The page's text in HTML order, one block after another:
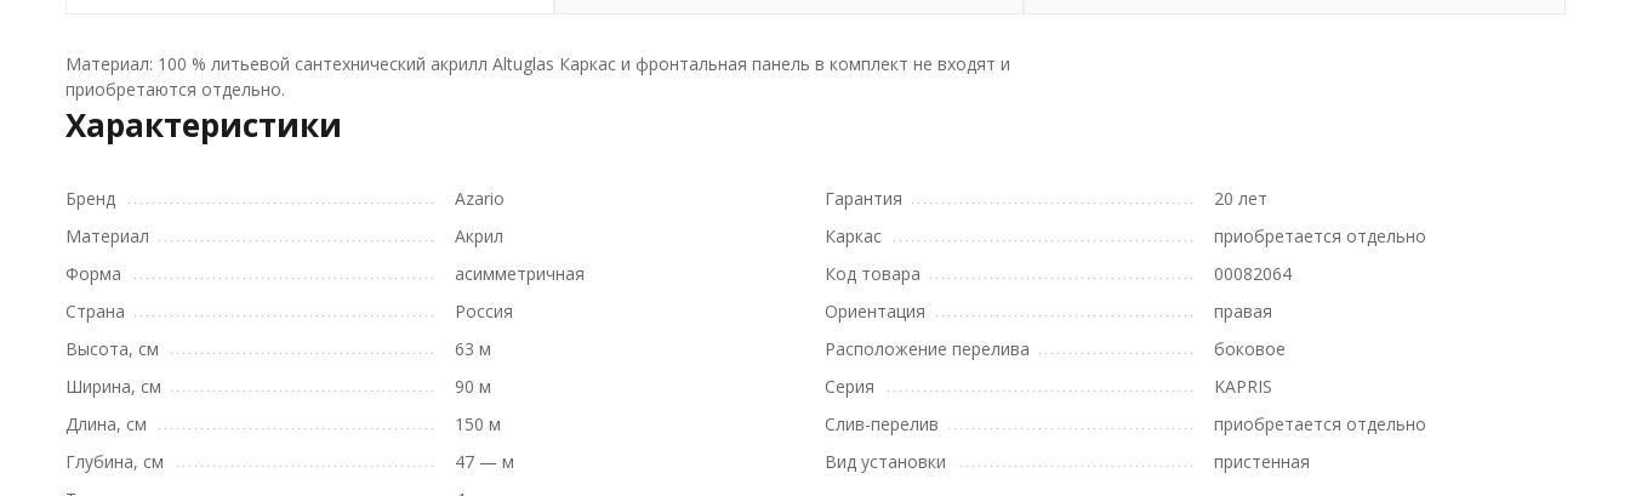
Материал: 100 % литьевой сантехнический акрилл Altuglas Каркас и фронтальная панель в комплект не входят и
приобретаются отдельно.
Характеристики
Бренд
Azario
Материал
Акрил
Форма
асимметричная
Страна
Россия
Высота, см
63 м
Ширина, см
90 м
Длина, см
150 м
Глубина, см
47 — м
Гарантия
20 лет
Каркас
приобретается отдельно
Код товара
00082064
Ориентация
правая
Расположение перелива
боковое
Серия
KAPRIS
Слив-перелив
приобретается отдельно
Вид установки
пристенная